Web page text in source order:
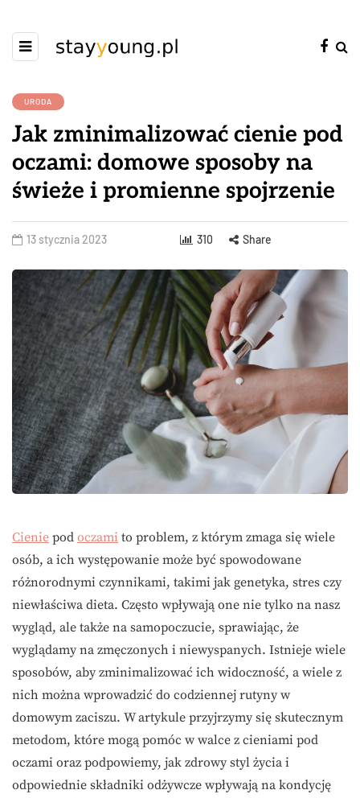
URODA
Jak zminimalizować cienie pod
oczami: domowe sposoby na
świeże i promienne spojrzenie
13 stycznia 2023 310 Share
Cienie pod oczami to problem, z którym zmaga się wiele
osób, a ich występowanie może być spowodowane
różnorodnymi czynnikami, takimi jak genetyka, stres czy
niewłaściwa dieta. Często wpływają one nie tylko na nasz
wygląd, ale także na samopoczucie, sprawiając, że
wyglądamy na zmęczonych i niewyspanych. Istnieje wiele
sposobów, aby zminimalizować ich widoczność, a wiele z
nich można wprowadzić do codziennej rutyny w
domowym zaciszu. W artykule przyjrzymy się skutecznym
metodom, które mogą pomóc w walce z cieniami pod
oczami oraz podpowiemy, jak zdrowy styl życia i
odpowiednie składniki odżywcze wpływają na kondycję